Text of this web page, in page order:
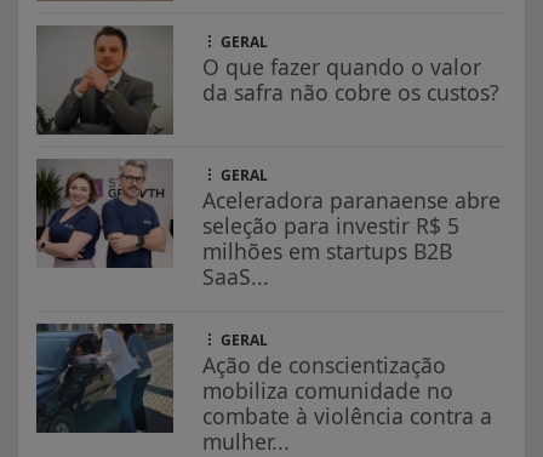
GERAL
O que fazer quando o valor
da safra não cobre os custos?
GERAL
Aceleradora paranaense abre
seleção para investir R$ 5
milhões em startups B2B
SaaS...
GERAL
Ação de conscientização
mobiliza comunidade no
combate à violência contra a
mulher...